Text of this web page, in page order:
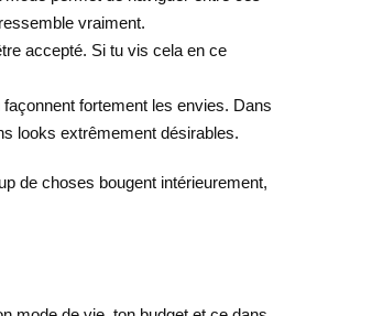
vraiment.
accepté. Si tu vis cela en ce
fortement les envies. Dans
looks extrêmement désirables.
de choses bougent intérieurement,